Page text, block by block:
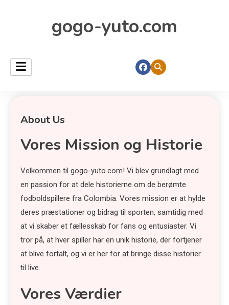
gogo-yuto.com
About Us
Vores Mission og Historie
Velkommen til gogo-yuto.com! Vi blev grundlagt med
en passion for at dele historierne om de berømte
fodboldspillere fra Colombia. Vores mission er at hylde
deres præstationer og bidrag til sporten, samtidig med
at vi skaber et fællesskab for fans og entusiaster. Vi
tror på, at hver spiller har en unik historie, der fortjener
at blive fortalt, og vi er her for at bringe disse historier
til live.
Vores Værdier